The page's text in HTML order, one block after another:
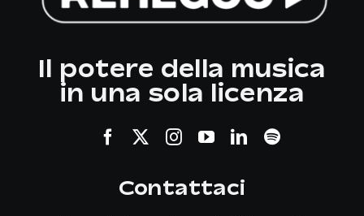
Il potere della musica
in una sola licenza
Contattaci